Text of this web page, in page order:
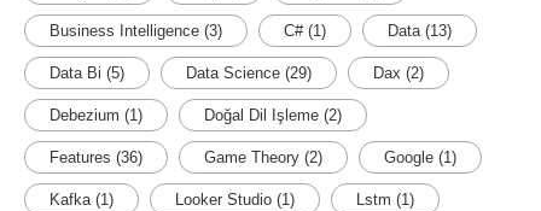
Business Intelligence (3) C#(1) Data(13)
Data Bi (5) Data Science (29) Dax (2)
Debezium (1) Doğal Dil Işleme (2)
Features (36) Game Theory (2) Google (1)
Kafka(1) Looker Studio (1) Lstm (1)